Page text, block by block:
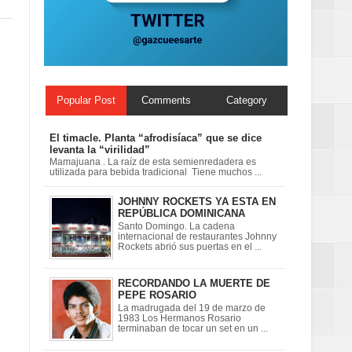
Popular Post Comments Category
El timacle. Planta “afrodisíaca” que se dice
levanta la “virilidad”
Mamajuana . La raíz de esta semienredadera es
utilizada para bebida tradicional Tiene muchos ...
JOHNNY ROCKETS YA ESTA EN
REPÚBLICA DOMINICANA
Santo Domingo. La cadena
internacional de restaurantes Johnny
Rockets abrió sus puertas en el ...
RECORDANDO LA MUERTE DE
PEPE ROSARIO
La madrugada del 19 de marzo de
1983 Los Hermanos Rosario
terminaban de tocar un set en un ...